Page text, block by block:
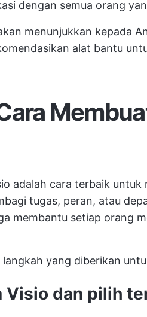
dengan semua orang
menunjukkan kepada
alat bantu
adalah cara terbaik untuk
tugas, peran, atau
membantu setiap orang
yang diberikan
Visio dan pilih